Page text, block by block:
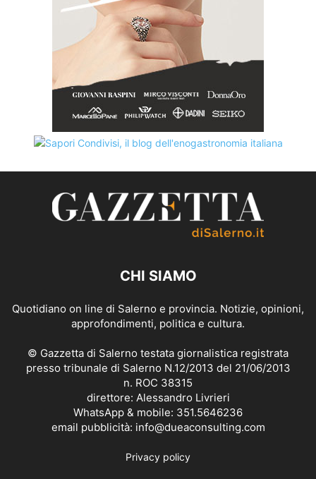
CHI SIAMO
Quotidiano on line di Salerno e provincia. Notizie, opinioni,
approfondimenti, politica e cultura.
© Gazzetta di Salerno testata giornalistica registrata
presso tribunale di Salerno N.12/2013 del 21/06/2013
n. ROC 38315
direttore: Alessandro Livrieri
WhatsApp & mobile: 351.5646236
email pubblicità: info@dueaconsulting.com
Privacy policy